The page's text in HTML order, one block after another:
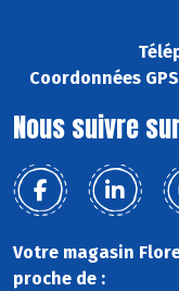
Coordonnées
Nous suivre
Votre magasin
proche de :